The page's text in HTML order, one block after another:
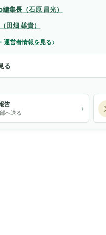
集長（石原 昌光）
田畑 雄貴）
運営者情報を見る›
る
告
へ送る ›